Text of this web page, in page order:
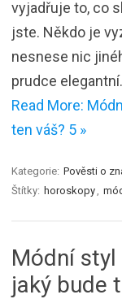
vyjadřuje to, co
jste. Někdo je
nesnese nic
prudce
Read More:
ten váš? 5 »
Kategorie: Pověsti o
Štítky: horoskopy
Módní
jaký bude